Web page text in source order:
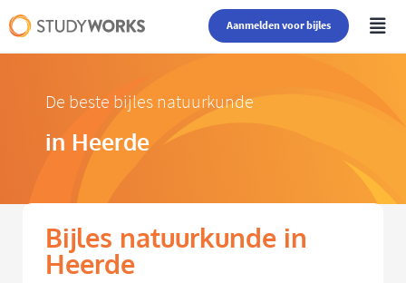
Aanmelden voor bijles
De beste bijles natuurkunde
in Heerde
Bijles natuurkunde in
Heerde